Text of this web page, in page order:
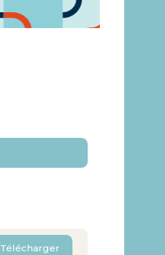
Télécharger